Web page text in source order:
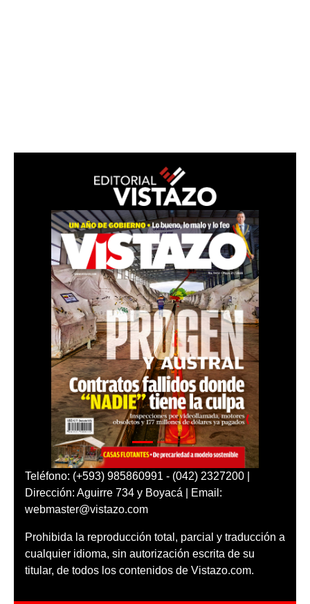
Teléfono: (+593) 985860991 - (042) 2327200 |
Dirección: Aguirre 734 y Boyacá | Email:
webmaster@vistazo.com
Prohibida la reproducción total, parcial y traducción a
cualquier idioma, sin autorización escrita de su
titular, de todos los contenidos de Vistazo.com.